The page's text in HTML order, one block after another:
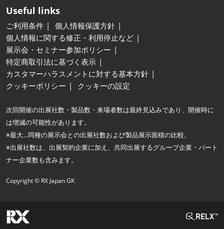
Useful links
ご利用条件
個人情報保護方針
個人情報に関する修正・利用停止など
展示会・セミナー参加ポリシー
特定商取引法に基づく表示
カスタマーハラスメントに対する基本方針
クッキーポリシー
クッキーの設定
次回開催の出展社数・製品数・来場者数は最終見込みであり、開催時に
は増減の可能性があります。
※最大…同種の展示会との出展社数および製品展示面積の比較。
※出展社数は、出展契約企業に加え、共同出展するグループ企業・パート
ナー企業数も含みます。
Copyright © RX Japan GK